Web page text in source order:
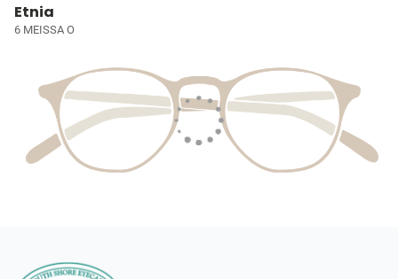
Etnia
6 MEISSA O